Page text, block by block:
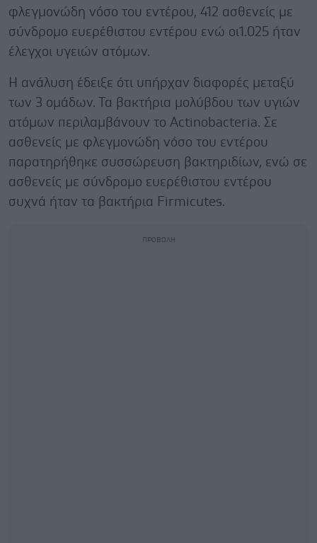
φλεγμονώδη νόσο του εντέρου, 412 ασθενείς με
σύνδρομο ευερέθιστου εντέρου ενώ οι1.025 ήταν
έλεγχοι υγειών ατόμων.
Η ανάλυση έδειξε ότι υπήρχαν διαφορές μεταξύ
των 3 ομάδων. Τα βακτήρια μολύβδου των υγιών
ατόμων περιλαμβάνουν το Actinobacteria. Σε
ασθενείς με φλεγμονώδη νόσο του εντέρου
παρατηρήθηκε συσσώρευση βακτηριδίων, ενώ σε
ασθενείς με σύνδρομο ευερέθιστου εντέρου
συχνά ήταν τα βακτήρια Firmicutes.